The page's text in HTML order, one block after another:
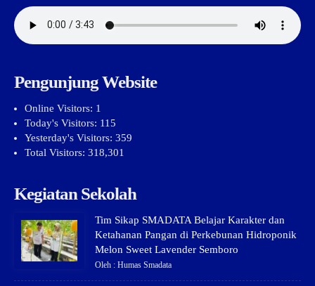
Pengunjung Website
Online Visitors: 1
Today's Visitors: 115
Yesterday's Visitors: 359
Total Visitors: 318,301
Kegiatan Sekolah
Tim Sikap SMADATA Belajar Karakter dan
Ketahanan Pangan di Perkebunan Hidroponik
Melon Sweet Lavender Semboro
Oleh : Humas Smadata